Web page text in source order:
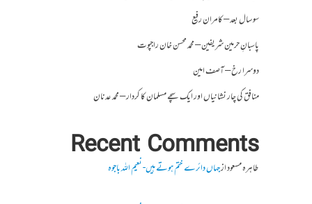
سو سال بعد – کامران رفیع
پاسبانِ حرمین شریفین – محمد محسن خان راجپوت
دوسرا رخ – آصف امین
منافق کی چار نشانیاں اور ایک سچے مسلمان کا کردار – محمد عدنان
Recent Comments
طاہرہ مسعودازجہاں دائرے ختم ہوتے ہیں- نعیم اللہ باجوہ